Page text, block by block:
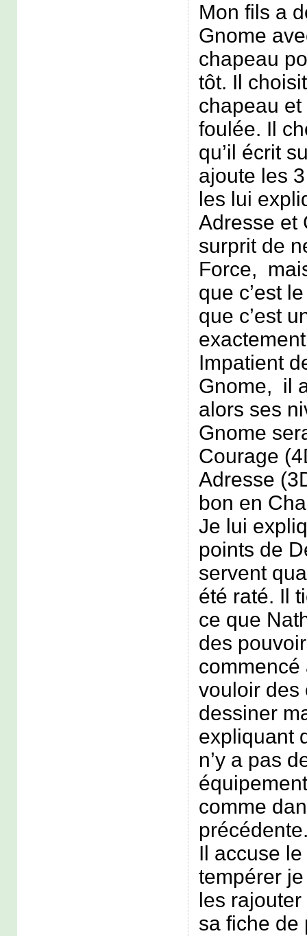
Mon fils a
Gnome
chapeau
tôt. Il
chapeau
foulée. Il
qu’il écrit
ajoute les
les lui
Adresse et
surprit de
Force,
que c’est
que c’est
Impatient
Gnome, il
alors ses
Gnome
Courage
Adresse
bon en
Je lui
points de
servent
été raté. Il
ce que
des
commencé
vouloir des
dessiner
expliquant
n’y a pas
comme
Il accuse
tempérer
les
sa fiche de